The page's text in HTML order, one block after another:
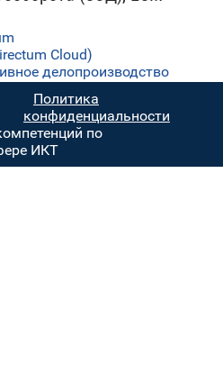
Cloud)
делопроизводство
Политика
конфиденциальности
по
ИКТ